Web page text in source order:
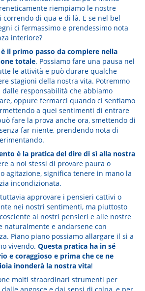
riempiamo le nostre
di qua e di là. E se nel bel
ci fermassimo e prendessimo nota
interiore?
il primo passo da compiere nella
totale. Possiamo fare una pausa nel
le attività e può durare qualche
stagioni della nostra vita. Potremmo
responsabilità che abbiamo
oppure fermarci quando ci sentiamo
a quei sentimenti di entrare
fare la prova anche ora, smettendo di
far niente, prendendo nota di
è la pratica del dire di sì alla nostra
a noi stessi di provare paura o
agitazione, significa tenere in mano la
incondizionata.
approvare i pensieri cattivi o
nei nostri sentimenti, ma piuttosto
ai nostri pensieri e alle nostre
naturalmente e andarsene con
Piano piano possiamo allargare il sì a
vivendo.Questa pratica ha in sé
e coraggioso e prima che ce ne
inonderà la nostra vita!
molti straordinari strumenti per